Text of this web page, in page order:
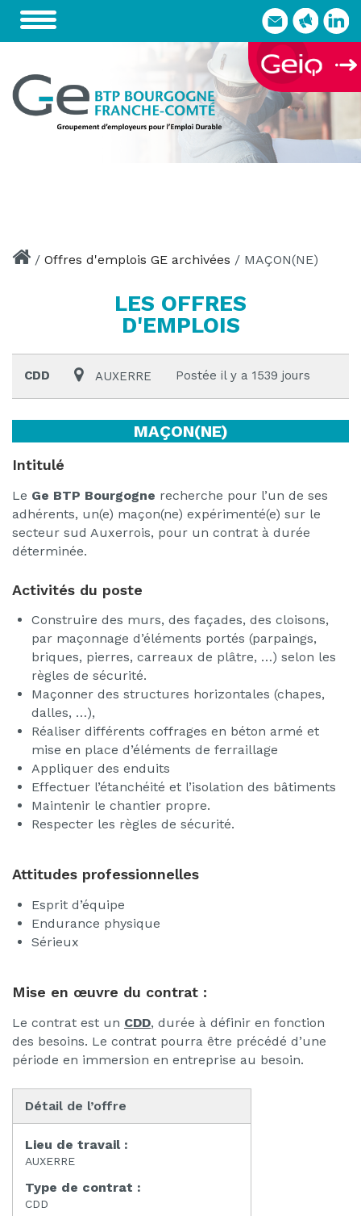
Skip
content
/ Offres d'emplois GE archivées / MAÇON(NE)
LES OFFRES
D'EMPLOIS
CDD AUXERRE Postée il y a 1539 jours
MAÇON(NE)
Intitulé
Le Ge BTP Bourgogne recherche pour l’un de ses
adhérents, un(e) maçon(ne) expérimenté(e) sur le
secteur sud Auxerrois, pour un contrat à durée
déterminée.
Activités du poste
Construire des murs, des façades, des cloisons,
par maçonnage d’éléments portés (parpaings,
briques, pierres, carreaux de plâtre, …) selon les
règles de sécurité.
Maçonner des structures horizontales (chapes,
dalles, …),
Réaliser différents coffrages en béton armé et
mise en place d’éléments de ferraillage
Appliquer des enduits
Effectuer l’étanchéité et l’isolation des bâtiments
Maintenir le chantier propre.
Respecter les règles de sécurité.
Attitudes professionnelles
Esprit d’équipe
Endurance physique
Sérieux
Mise en œuvre du contrat :
Le contrat est un CDD, durée à définir en fonction
des besoins. Le contrat pourra être précédé d’une
période en immersion en entreprise au besoin.
Détail de l’offre
Lieu de travail :
AUXERRE
Type de contrat :
CDD